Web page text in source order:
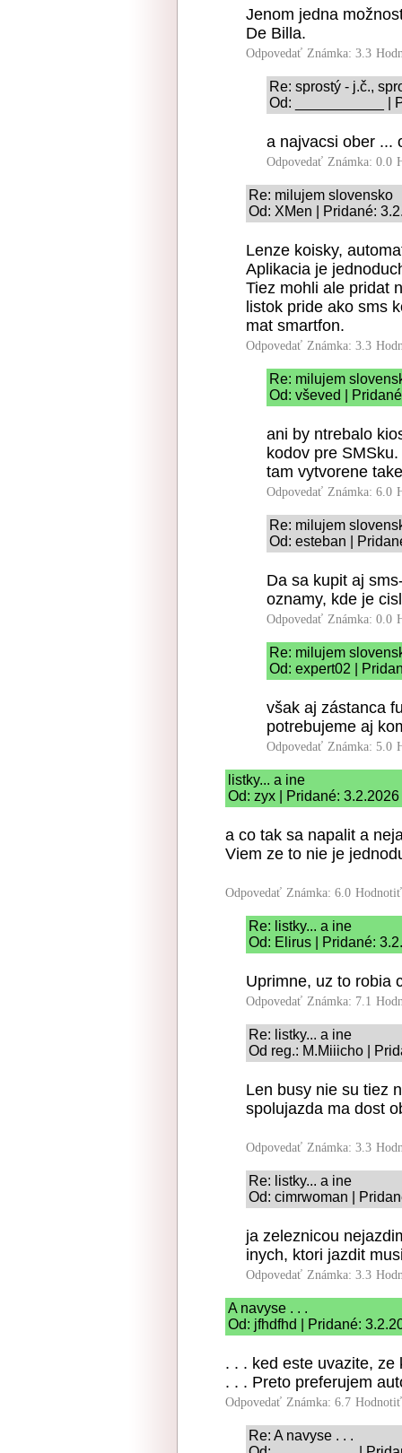
Jenom jedna
De Billa.
Odpovedať Známka: 3.3
Re: sprostý - j.č.,
Od: ___________ |
a najvacsi ober ...
Odpovedať Známka: 0.0
Re: milujem slovensko
Od: XMen | Pridané:
Lenze koisky,
Aplikacia je
Tiez mohli ale pridat
listok pride ako sms
mat smartfon.
Odpovedať Známka: 3.3
Re: milujem
Od: vševed |
ani by ntrebalo
kodov pre
tam vytvorene
Odpovedať Známka: 6.0
Re: milujem
Od: esteban |
Da sa kupit aj
oznamy, kde je
Odpovedať Známka: 0.0
Re: milujem
Od: expert02 |
však aj zástanca
potrebujeme aj
Odpovedať Známka: 5.0
listky... a ine
Od: zyx | Pridané: 3.2.2026
a co tak sa napalit a
Viem ze to nie je
Odpovedať Známka: 6.0
Re: listky... a ine
Od: Elirus | Pridané:
Uprimne, uz to robia
Odpovedať Známka: 7.1
Re: listky... a ine
Od reg.: M.Miiicho |
Len busy nie su tiez
spolujazda ma dost
Odpovedať Známka: 3.3
Re: listky... a ine
Od: cimrwoman |
ja zeleznicou
inych, ktori jazdit
Odpovedať Známka: 3.3
A navyse . . .
Od: jfhdfhd | Pridané:
. . . ked este uvazite,
. . . Preto preferujem
Odpovedať Známka: 6.7
Re: A navyse . . .